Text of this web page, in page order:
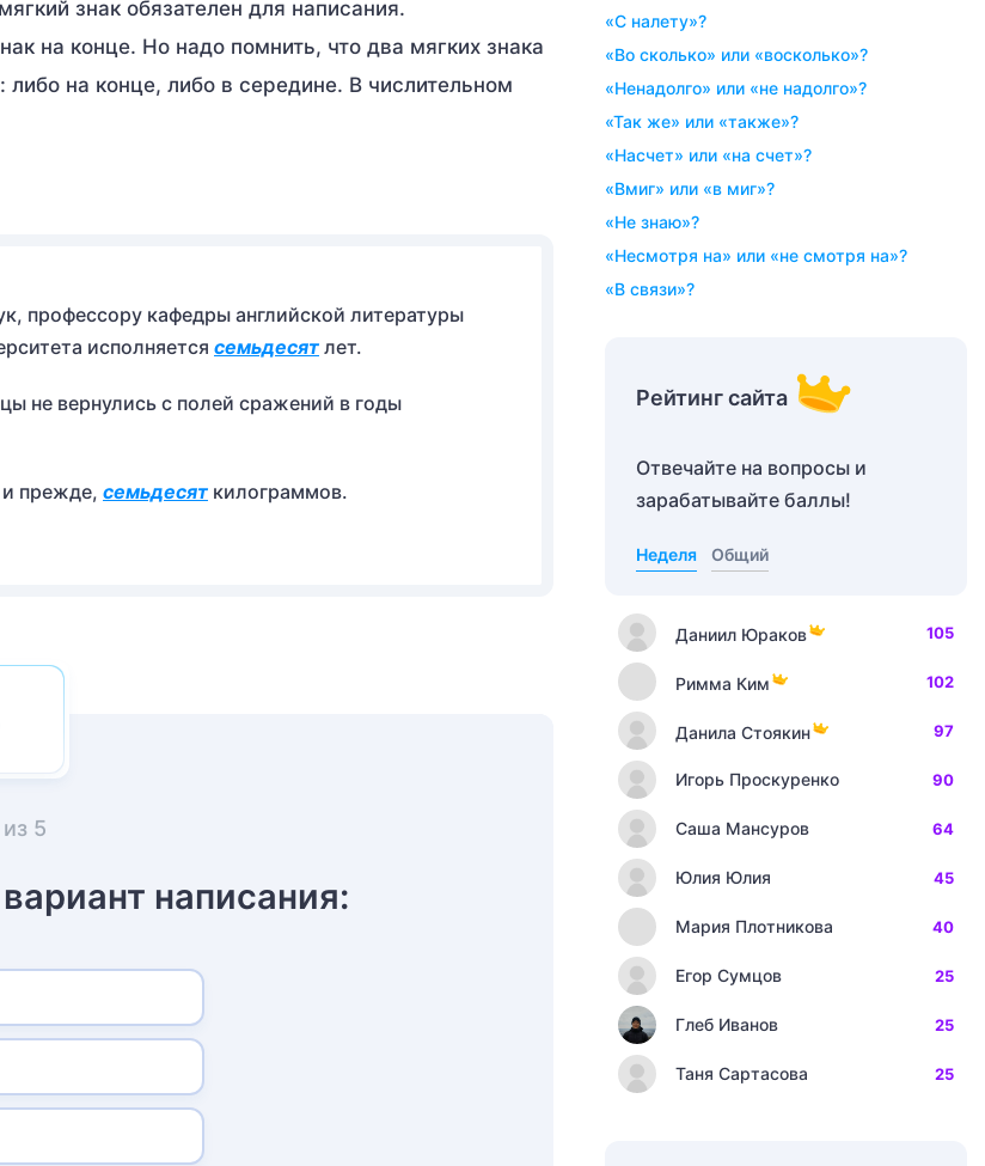
знак обязателен для написания.
на конце. Но надо помнить, что два мягких знака
на конце, либо в середине. В числительном
профессору кафедры английской литературы
исполняется семьдесят лет.
не вернулись с полей сражений в годы
и прежде, семьдесят килограммов.
из 5
написания:
«с налету»?
«во сколько» или «восколько»?
«ненадолго» или «не надолго»?
«так же» или «также»?
«насчет» или «на счет»?
«вмиг» или «в миг»?
«не знаю»?
«несмотря на» или «не смотря на»?
«в связи»?
Рейтинг сайта
Отвечайте на вопросы и
зарабатывайте баллы!
Неделя Общий
Даниил Юраков 105
Римма Ким 102
Данила Стоякин 97
Игорь Проскуренко 90
Саша Мансуров 64
Юлия Юлия 45
Мария Плотникова 40
Егор Сумцов 25
Глеб Иванов 25
Таня Сартасова 25